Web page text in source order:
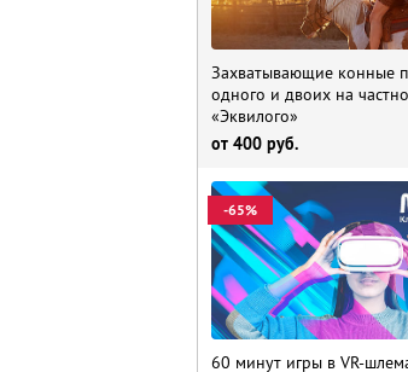
Захватывающие конные
одного и двоих на
«Эквилого»
от 400 руб.
-65%
60 минут игры в VR-